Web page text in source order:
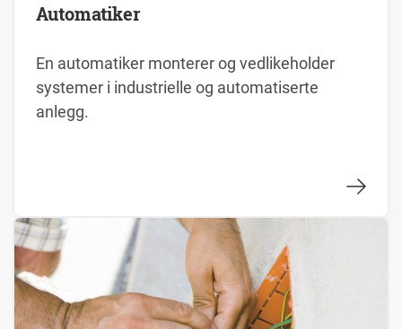
Automatiker
En automatiker monterer og vedlikeholder
systemer i industrielle og automatiserte
anlegg.